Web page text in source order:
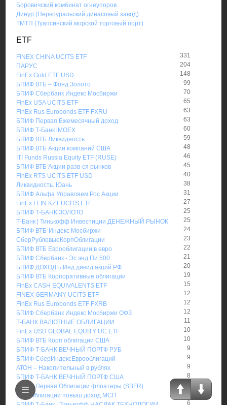
Боровичский комбинат огнеупоров
Динур (Первоуральский динасовый завод)
ТМТП (Туапсинский морской торговый порт)
ETF
FINEX CHINA UCITS ETF
331
ПАРУС
204
FinEx Gold ETF USD
148
БПИФ ВТБ – Фонд Золото
99
БПИФ Сбербанк Индекс Мосбиржи
70
FinEx USA UCITS ETF
65
FinEx Rus Eurobonds ETF FXRU
63
БПИФ Первая Ежемесячный доход
63
БПИФ Т-Банк iMOEX
60
БПИФ ВТБ Ликвидность
59
БПИФ ВТБ Акции компаний США
48
ITI Funds Russia Equity ETF (RUSE)
46
БПИФ ВТБ Акции разв-ся рынков
45
FinEx RTS UCITS ETF USD
40
Ликвидность. Юань
38
БПИФ Альфа Управляем Рос Акции
31
FinEx FFIN KZT UCITS ETF
27
БПИФ Т-БАНК ЗОЛОТО
25
Т-Банк | Тинькофф Инвестиции ДЕНЕЖНЫЙ РЫНОК
25
БПИФ ВТБ-Индекс Мосбиржи
24
СберРублевыеКорпОблигации
23
БПИФ ВТБ Еврооблигации в евро
22
БПИФ Сбербанк - Эс энд Пи 500
21
БПИФ ДОХОДЪ Инд дивид акций РФ
20
БПИФ ВТБ Корпоративные облигации
19
FinEx CASH EQUIVALENTS ETF
15
FINEX GERMANY UCITS ETF
12
FinEx Rus Eurobonds ETF FXRB
12
БПИФ Сбербанк Индекс Мосбиржи ОФЗ
12
Т-БАНК ВАЛЮТНЫЕ ОБЛИГАЦИИ
11
FinEx USD GLOBAL EQUITY UC ETF
10
БПИФ ВТБ Корп облигации США
10
БПИФ Т-БАНК ВЕЧНЫЙ ПОРТФ РУБ
9
БПИФ СберИндексЕврооблигаций
9
АТОН – Накопительный в рублях
9
БПИФ Т-БАНК ВЕЧНЫЙ ПОРТФ США
8
БПИФ Первая Облигации флоатеры (SBFR)
БКС Облигации повыш доход МСП
6